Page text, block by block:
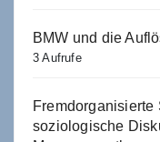
BMW und die
3 Aufrufe
soziologische